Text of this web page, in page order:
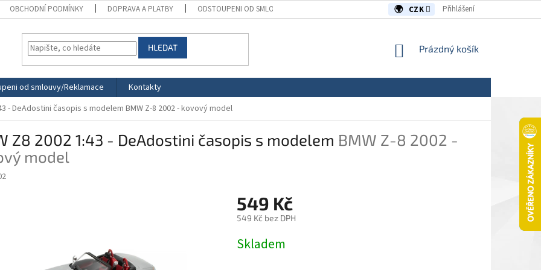
OBCHODNÍ PODMÍNKY DOPRAVA A PLATBY ODSTOUPENI OD SMLOUVY/REKLAMACE CZK Přihlášení
HLEDAT
NÁKUPNÍ
Prázdný košík
od smlouvy/Reklamace
Kontakty
- DeAdostini časopis s modelem BMW Z-8 2002 - kovový model
Z8 2002 1:43 - DeAdostini časopis s modelem BMW Z-8 2002 -
model
549 Kč
549 Kč bez DPH
cena:
Skladem